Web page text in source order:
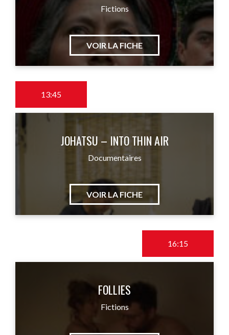
Fictions
VOIR LA FICHE
13:45
JOHATSU – INTO THIN AIR
Documentaires
VOIR LA FICHE
16:15
FOLLIES
Fictions